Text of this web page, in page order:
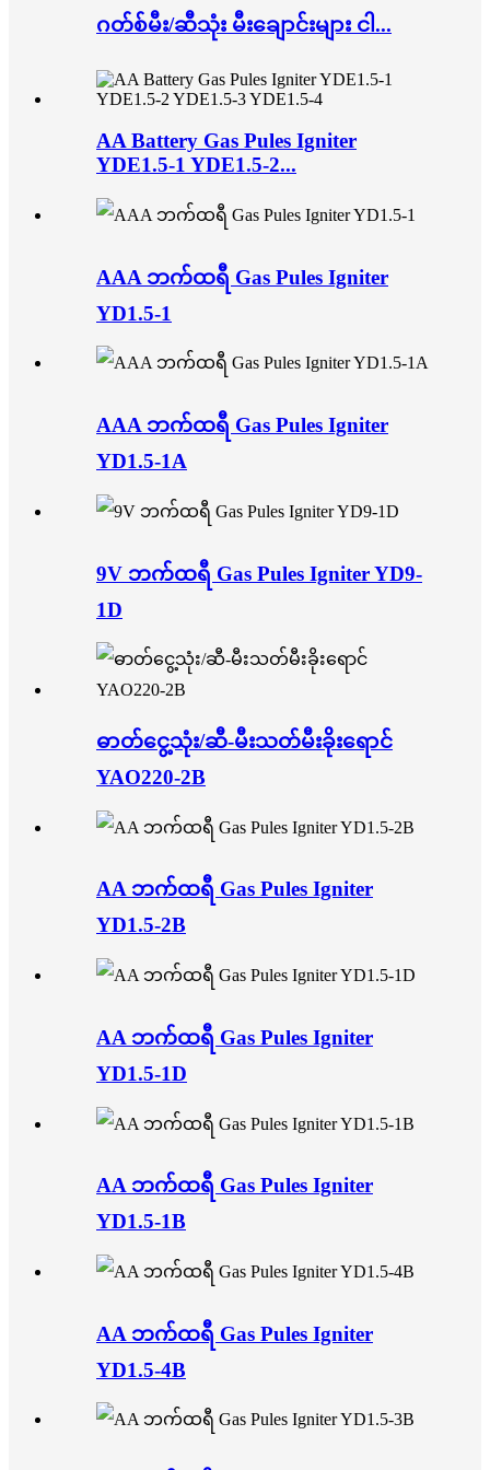
ဂတ်စ်မီး/ဆီသုံး မီးချောင်းများ ငါ...
AA Battery Gas Pules Igniter
YDE1.5-1 YDE1.5-2...
AAA ဘက်ထရီ Gas Pules Igniter
YD1.5-1
AAA ဘက်ထရီ Gas Pules Igniter
YD1.5-1A
9V ဘက်ထရီ Gas Pules Igniter YD9-
1D
ဓာတ်ငွေ့သုံး/ဆီ-မီးသတ်မီးခိုးရောင်
YAO220-2B
AA ဘက်ထရီ Gas Pules Igniter
YD1.5-2B
AA ဘက်ထရီ Gas Pules Igniter
YD1.5-1D
AA ဘက်ထရီ Gas Pules Igniter
YD1.5-1B
AA ဘက်ထရီ Gas Pules Igniter
YD1.5-4B